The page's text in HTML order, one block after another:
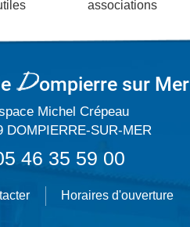
associations
ompierresur Mer
Michel Crépeau
DOMPIERRE-SUR-MER
46 35 59 00
Horaires d'ouverture